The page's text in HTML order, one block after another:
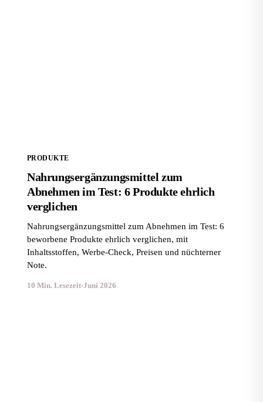
PRODUKTE
Nahrungsergänzungsmittel zum
Abnehmen im Test: 6 Produkte ehrlich
verglichen
Nahrungsergänzungsmittel zum Abnehmen im Test: 6
beworbene Produkte ehrlich verglichen, mit
Inhaltsstoffen, Werbe-Check, Preisen und nüchterner
Note.
10 Min. Lesezeit·Juni 2026